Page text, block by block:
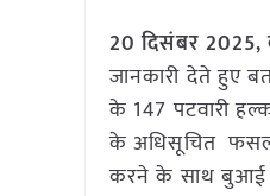
20 दिसंबर 2025,
जानकारी देते हुए
के 147 पटवारी
के अधिसूचित फसल
करने के साथ बुआई